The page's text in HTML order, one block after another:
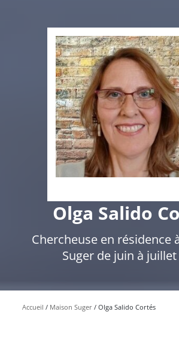
Olga Salido
Chercheuse en résidence
Suger de juin à juillet
Accueil Maison Suger Olga Salido Cortés